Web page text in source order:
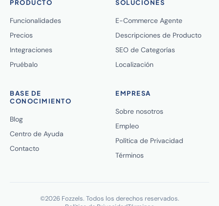
PRODUCTO
Funcionalidades
Precios
Integraciones
Pruébalo
SOLUCIONES
E-Commerce Agente
Descripciones de Producto
SEO de Categorías
Localización
BASE DE
CONOCIMIENTO
Blog
Centro de Ayuda
Contacto
EMPRESA
Sobre nosotros
Empleo
Política de Privacidad
Términos
©2026 Fozzels. Todos los derechos reservados.